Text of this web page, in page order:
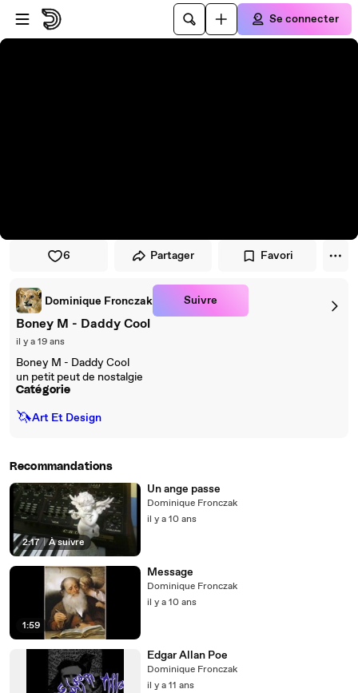
Passer au player
Passer au contenu principal
Se connecter
6 Partager Favori
Dominique Fronczak Suivre
Boney M - Daddy Cool
il y a 19 ans
Boney M - Daddy Cool
un petit peut de nostalgie
Catégorie
🦄Art Et Design
Recommandations
2:17 | À suivre
Un ange passe
Dominique Fronczak
il y a 10 ans
1:59
Message
Dominique Fronczak
il y a 10 ans
Edgar Allan Poe
Dominique Fronczak
il y a 11 ans